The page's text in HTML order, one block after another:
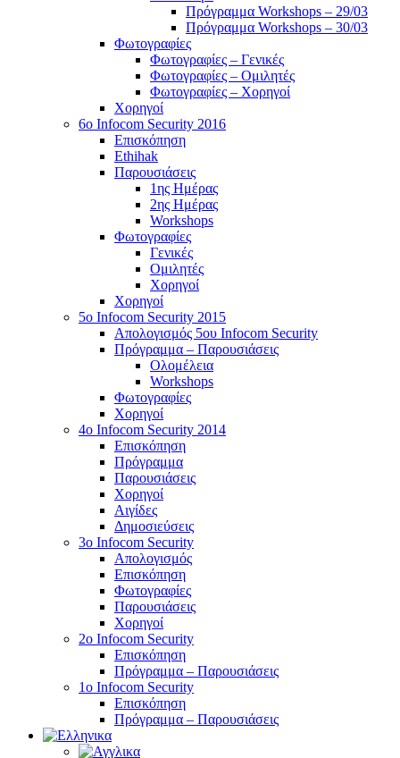
Πρόγραμμα Workshops – 29/03
Πρόγραμμα Workshops – 30/03
Φωτογραφίες
Φωτογραφίες – Γενικές
Φωτογραφίες – Ομιλητές
Φωτογραφίες – Χορηγοί
Χορηγοί
6o Infocom Security 2016
Επισκόπηση
Ethihak
Παρουσιάσεις
1ης Ημέρας
2ης Ημέρας
Workshops
Φωτογραφίες
Γενικές
Ομιλητές
Χορηγοί
Χορηγοί
5o Infocom Security 2015
Απολογισμός 5ου Infocom Security
Πρόγραμμα – Παρουσιάσεις
Ολομέλεια
Workshops
Φωτογραφίες
Χορηγοί
4ο Infocom Security 2014
Επισκόπηση
Πρόγραμμα
Παρουσιάσεις
Χορηγοί
Αιγίδες
Δημοσιεύσεις
3o Infocom Security
Απολογισμός
Επισκόπηση
Φωτογραφίες
Παρουσιάσεις
Χορηγοί
2o Infocom Security
Επισκόπηση
Πρόγραμμα – Παρουσιάσεις
1ο Infocom Security
Επισκόπηση
Πρόγραμμα – Παρουσιάσεις